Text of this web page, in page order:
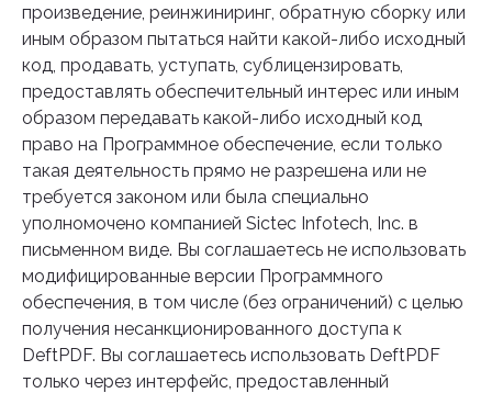
произведение, реинжиниринг, обратную сборку или
иным образом пытаться найти какой-либо исходный
код, продавать, уступать, сублицензировать,
предоставлять обеспечительный интерес или иным
образом передавать какой-либо исходный код
право на Программное обеспечение, если только
такая деятельность прямо не разрешена или не
требуется законом или была специально
уполномочено компанией Sictec Infotech, Inc. в
письменном виде. Вы соглашаетесь не использовать
модифицированные версии Программного
обеспечения, в том числе (без ограничений) с целью
получения несанкционированного доступа к
DeftPDF. Вы соглашаетесь использовать DeftPDF
только через интерфейс, предоставленный